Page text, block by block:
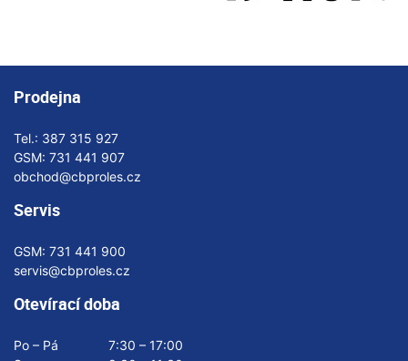
Prodejna
Tel.: 387 315 927
GSM: 731 441 907
obchod@cbproles.cz
Servis
GSM: 731 441 900
servis@cbproles.cz
Otevírací doba
Po – Pá
7:30 – 17:00